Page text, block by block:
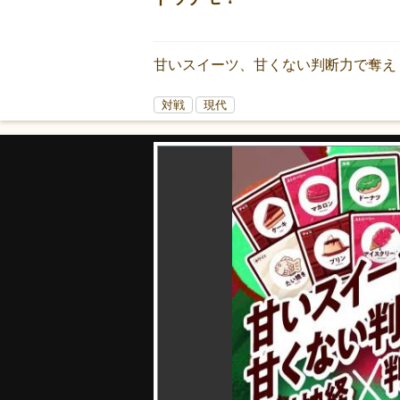
甘いスイーツ、甘くない判断力で奪え
対戦 現代